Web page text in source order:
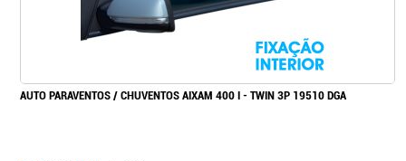
AUTO PARAVENTOS / CHUVENTOS AIXAM 400 I - TWIN 3P 19510 DGA